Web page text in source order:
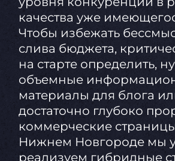
качества уже
Чтобы избежать
слива бюджета,
на старте определить,
объемные
материалы для блога
достаточно глубоко
коммерческие
Нижнем Новгороде мы
реализуем гибридные